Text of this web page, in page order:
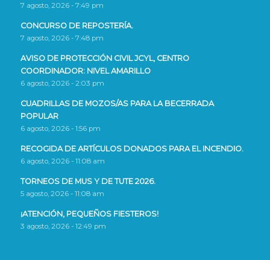
7 agosto, 2026 - 7:49 pm
CONCURSO DE REPOSTERÍA.
7 agosto, 2026 - 7:48 pm
AVISO DE PROTECCIÓN CIVIL JCYL, CENTRO
COORDINADOR: NIVEL AMARILLO
6 agosto, 2026 - 2:03 pm
CUADRILLAS DE MOZOS/AS PARA LA BECERRADA
POPULAR
6 agosto, 2026 - 1:56 pm
RECOGIDA DE ARTÍCULOS DONADOS PARA EL INCENDIO.
6 agosto, 2026 - 11:08 am
TORNEOS DE MUS Y DE TUTE 2026.
5 agosto, 2026 - 11:08 am
¡ATENCIÓN, PEQUEÑOS FIESTEROS!
3 agosto, 2026 - 12:49 pm